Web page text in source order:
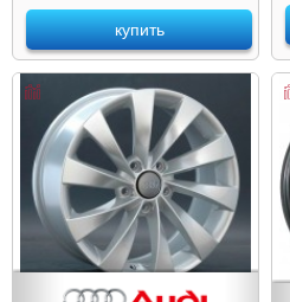
купить